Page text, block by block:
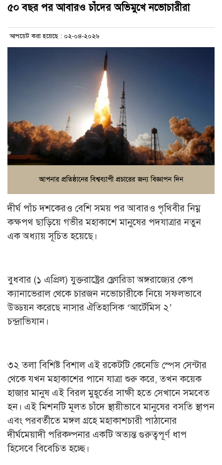
৫০ বছর পর আবারও চাঁদের অভিমুখে নভোচারীরা
আপডেট করা হয়েছে : ০২-০৪-২০২৬
দীর্ঘ পাঁচ দশকেরও বেশি সময় পর আবারও পৃথিবীর নিম্ন
কক্ষপথ ছাড়িয়ে গভীর মহাকাশে মানুষের পদযাত্রার নতুন
এক অধ্যায় সূচিত হয়েছে।
বুধবার (১ এপ্রিল) যুক্তরাষ্ট্রের ফ্লোরিডা অঙ্গরাজ্যের কেপ
ক্যানাভেরাল থেকে চারজন নভোচারীকে নিয়ে সফলভাবে
উড্ডয়ন করেছে নাসার ঐতিহাসিক ‘আর্টেমিস ২’
চন্দ্রাভিযান।
৩২ তলা বিশিষ্ট বিশাল এই রকেটটি কেনেডি স্পেস সেন্টার
থেকে যখন মহাকাশের পানে যাত্রা শুরু করে, তখন কয়েক
হাজার মানুষ এই বিরল মুহূর্তের সাক্ষী হতে সেখানে সমবেত
হন। এই মিশনটি মূলত চাঁদে স্থায়ীভাবে মানুষের বসতি স্থাপন
এবং পরবর্তীতে মঙ্গল গ্রহে মহাকাশচারী পাঠানোর
দীর্ঘমেয়াদী পরিকল্পনার একটি অত্যন্ত গুরুত্বপূর্ণ ধাপ
হিসেবে বিবেচিত হচ্ছে।